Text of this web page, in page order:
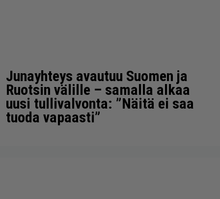
Junayhteys avautuu Suomen ja
Ruotsin välille – samalla alkaa
uusi tullivalvonta: ”Näitä ei saa
tuoda vapaasti”